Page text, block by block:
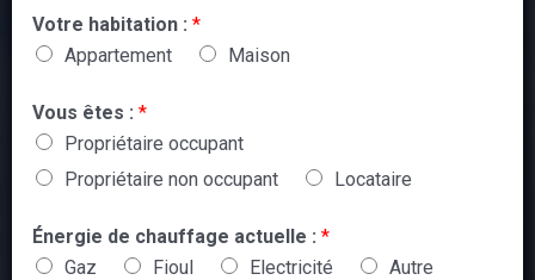
Votre habitation : *
Appartement
Maison
Vous êtes : *
Propriétaire occupant
Propriétaire non occupant
Locataire
Énergie de chauffage actuelle : *
Gaz
Fioul Electricité Autre